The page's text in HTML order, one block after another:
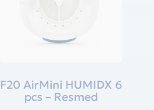
F20 AirMini HUMIDX 6
pcs – Resmed